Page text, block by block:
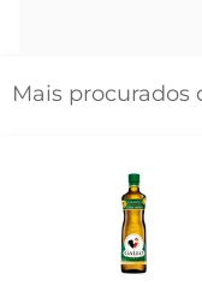
Mais procurados